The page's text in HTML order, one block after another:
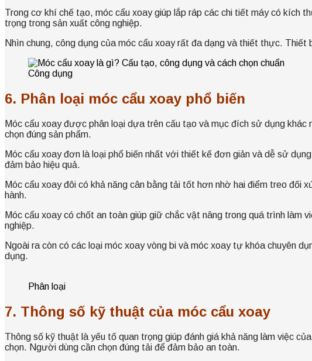
Trong cơ khí chế tạo, móc cẩu xoay giúp lắp ráp các chi tiết máy có kích
trọng trong sản xuất công nghiệp.
Nhìn chung, công dụng của móc cẩu xoay rất đa dạng và thiết thực.
Công dụng
6. Phân loại móc cẩu xoay phổ biến
Móc cẩu xoay được phân loại dựa trên cấu tạo và mục đích sử dụng
chọn đúng sản phẩm.
Móc cẩu xoay đơn là loại phổ biến nhất với thiết kế đơn giản và dễ sử
đảm bảo hiệu quả.
Móc cẩu xoay đôi có khả năng cân bằng tải tốt hơn nhờ hai điểm treo
hành.
Móc cẩu xoay có chốt an toàn giúp giữ chắc vật nâng trong quá trình
nghiệp.
Ngoài ra còn có các loại móc xoay vòng bi và móc xoay tự khóa chuyên
dụng.
Phân loại
7. Thông số kỹ thuật của móc cẩu xoay
Thông số kỹ thuật là yếu tố quan trọng giúp đánh giá khả năng làm việc
chọn. Người dùng cần chọn đúng tải để đảm bảo an toàn.